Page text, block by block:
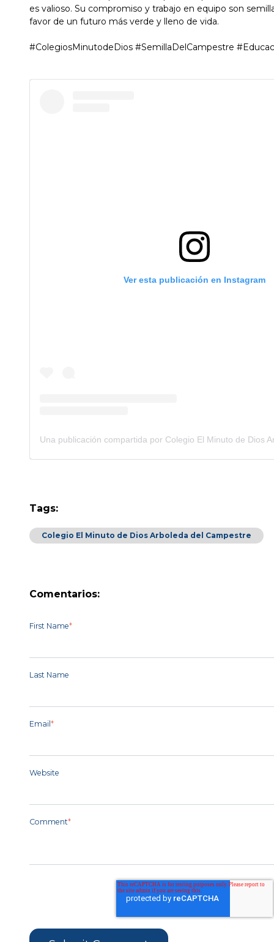
es valioso. Su compromiso y trabajo en equipo son
favor de un futuro más verde y lleno de vida.
#ColegiosMinutodeDios #SemillaDelCampestre
Ver esta publicación en Instagram
Tags:
Colegio El Minuto de Dios Arboleda del Campestre
Comentarios:
First Name*
Last Name
Email *
Website
Comment*